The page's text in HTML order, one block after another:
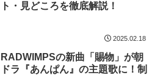
ト・見どころを徹底解説！
2025.02.18
RADWIMPSの新曲「賜物」が朝
ドラ『あんぱん』の主題歌に！制